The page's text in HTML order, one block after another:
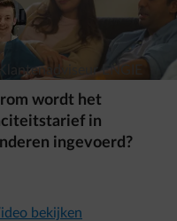
ENGIE
wordt het
in
ingevoerd?
bekijken